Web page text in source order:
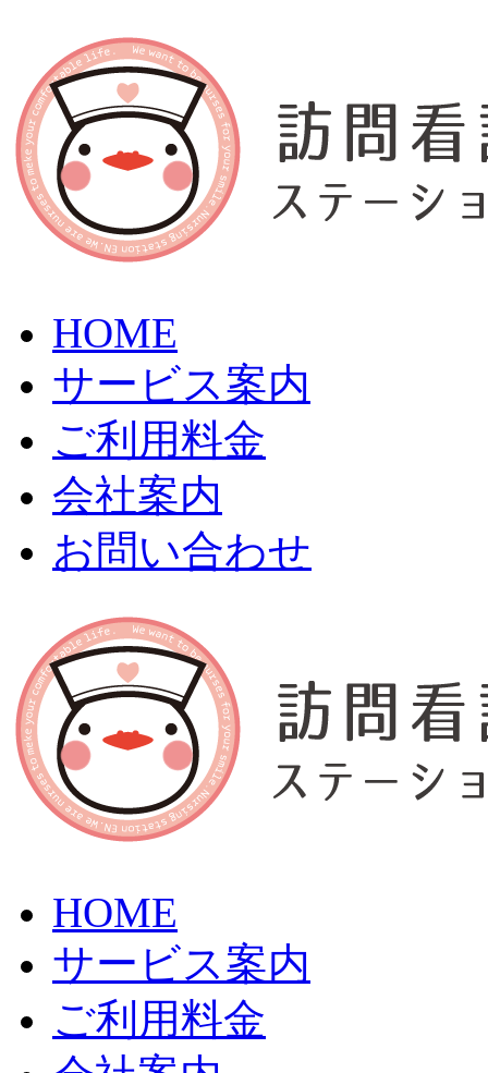
HOME
サービス案内
ご利用料金
会社案内
お問い合わせ
HOME
サービス案内
ご利用料金